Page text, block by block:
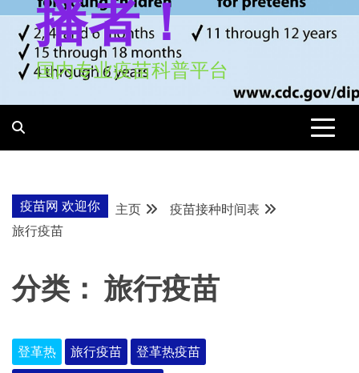
播者！
国内专业疫苗科普平台
疫苗网 欢迎你 主页
疫苗接种时间表
旅行疫苗
分类： 旅行疫苗
登革热 旅行疫苗
登革热疫苗